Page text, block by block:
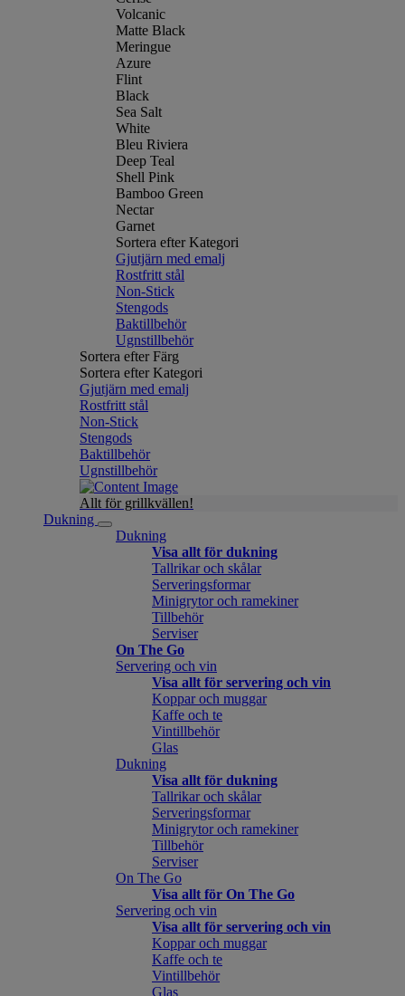
Volcanic
Matte Black
Meringue
Azure
Flint
Black
Sea Salt
White
Bleu Riviera
Deep Teal
Shell Pink
Bamboo Green
Nectar
Garnet
Sortera efter Kategori
Gjutjärn med emalj
Rostfritt stål
Non-Stick
Stengods
Baktillbehör
Ugnstillbehör
Sortera efter Färg
Sortera efter Kategori
Gjutjärn med emalj
Rostfritt stål
Non-Stick
Stengods
Baktillbehör
Ugnstillbehör
Allt för grillkvällen!
Dukning
Dukning
Visa allt för dukning
Tallrikar och skålar
Serveringsformar
Minigrytor och ramekiner
Tillbehör
Serviser
On The Go
Servering och vin
Visa allt för servering och vin
Koppar och muggar
Kaffe och te
Vintillbehör
Glas
Dukning
Visa allt för dukning
Tallrikar och skålar
Serveringsformar
Minigrytor och ramekiner
Tillbehör
Serviser
On The Go
Visa allt för On The Go
Servering och vin
Visa allt för servering och vin
Koppar och muggar
Kaffe och te
Vintillbehör
Glas